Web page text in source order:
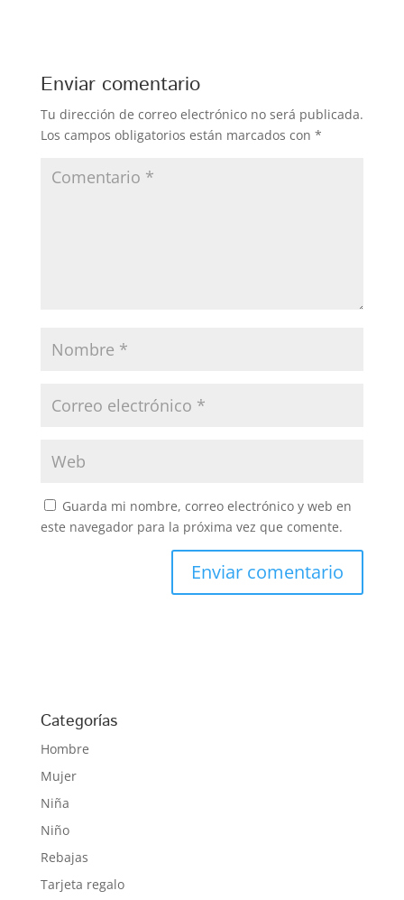
Enviar comentario
Tu dirección de correo electrónico no será publicada.
Los campos obligatorios están marcados con *
Guarda mi nombre, correo electrónico y web en
este navegador para la próxima vez que comente.
Categorías
Hombre
Mujer
Niña
Niño
Rebajas
Tarjeta regalo